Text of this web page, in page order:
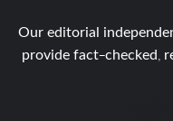
Our editorial
provide fact-checked,